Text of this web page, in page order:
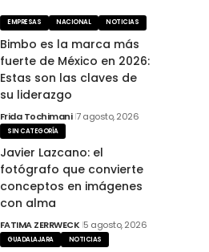
EMPRESAS NACIONAL NOTICIAS
Bimbo es la marca más
fuerte de México en 2026:
Estas son las claves de
su liderazgo
Frida Tochimani 7 agosto, 2026
SIN CATEGORÍA
Javier Lazcano: el
fotógrafo que convierte
conceptos en imágenes
con alma
FATIMA ZERRWECK 5 agosto, 2026
GUADALAJARA NOTICIAS